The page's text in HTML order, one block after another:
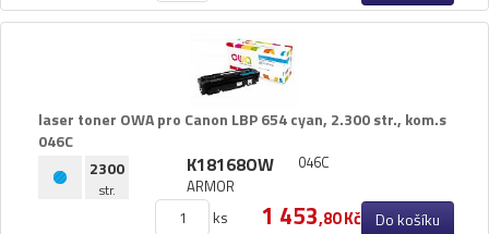
Filamenty 3DW
Čisticí prostředky
Textilní stuhy
Kazety pro reg. pokladny a bar.válečky
Ostatní
laser toner OWA pro Canon LBP 654 cyan,​ 2.​300 str.​,​ kom.​s
046C
2300
str.
K18168OW
ARMOR
046C
ks 1 453,80 Kč Do košíku